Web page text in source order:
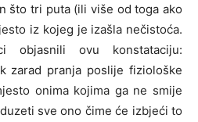
što tri puta (ili više od toga ako
iz kojeg je izašla nečistoća.
objasnili ovu konstataciju:
zarad pranja poslije fiziološke
onima kojima ga ne smije
sve ono čime će izbjeći to